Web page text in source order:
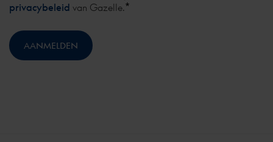
privacybeleid van Gazelle.*